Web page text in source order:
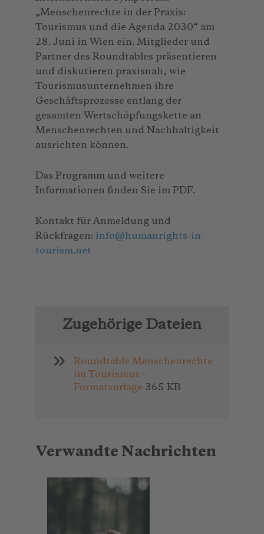
„Menschenrechte in der Praxis:
Tourismus und die Agenda 2030“ am
28. Juni in Wien ein. Mitglieder und
Partner des Roundtables präsentieren
und diskutieren praxisnah, wie
Tourismusunternehmen ihre
Geschäftsprozesse entlang der
gesamten Wertschöpfungskette an
Menschenrechten und Nachhaltigkeit
ausrichten können.
Das Programm und weitere
Informationen finden Sie im PDF.
Kontakt für Anmeldung und
Rückfragen: info@humanrights-in-
tourism.net
Zugehörige Dateien
Roundtable Menschenrechte
im Tourismus -
Formatvorlage 365 KB
Verwandte Nachrichten